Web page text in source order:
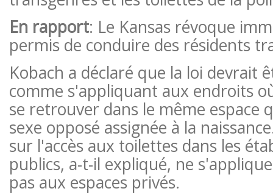
En rapport: Le Kansas révoque
permis de conduire des résidents
Kobach a déclaré que la loi devrait
comme s'appliquant aux endroits
se retrouver dans le même espace
sexe opposé assignée à la
sur l'accès aux toilettes dans les
publics, a-t-il expliqué, ne
pas aux espaces privés.